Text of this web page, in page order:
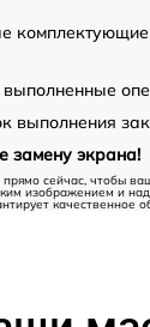
выполнения
замену экрана!
сейчас, чтобы
изображением и
качественное